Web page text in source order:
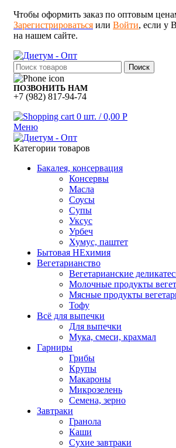
Чтобы оформить заказ по оптовым
Зарегистрироваться или Войти, если у
на нашем сайте.
Поиск
ПОЗВОНИТЬ НАМ
+7 (982) 817-94-74
0 шт. / 0,00 Р
Меню
Категории товаров
Бакалея, консервация
Консервы
Масла
Соусы
Супы
Уксус
Урбеч
Хумус, паштет
Бытовая НЕхимия
Вегетарианство
Вегетарианские
Молочные продукты
Мясные продукты
Тофу
Всё для выпечки
Для выпечки
Мука, смеси, крахмал
Гарниры
Грибы
Крупы
Макароны
Микрозелень
Семена, зерно
Завтраки
Гранола
Каши
Сухие завтраки